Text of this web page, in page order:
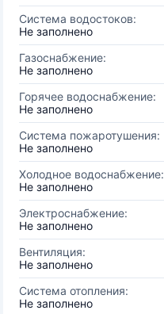
Система водостоков:
Не заполнено
Газоснабжение:
Не заполнено
Горячее водоснабжение:
Не заполнено
Система пожаротушения:
Не заполнено
Холодное водоснабжение:
Не заполнено
Электроснабжение:
Не заполнено
Вентиляция:
Не заполнено
Система отопления:
Не заполнено